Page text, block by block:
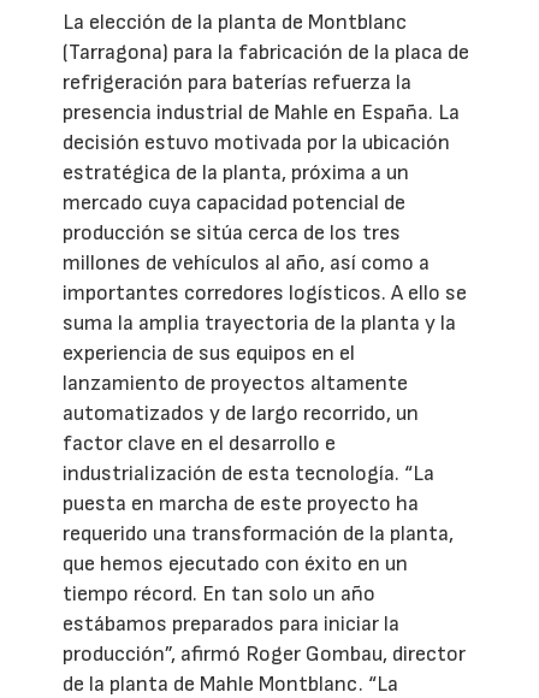
La elección de la planta de Montblanc
(Tarragona) para la fabricación de la placa de
refrigeración para baterías refuerza la
presencia industrial de Mahle en España. La
decisión estuvo motivada por la ubicación
estratégica de la planta, próxima a un
mercado cuya capacidad potencial de
producción se sitúa cerca de los tres
millones de vehículos al año, así como a
importantes corredores logísticos. A ello se
suma la amplia trayectoria de la planta y la
experiencia de sus equipos en el
lanzamiento de proyectos altamente
automatizados y de largo recorrido, un
factor clave en el desarrollo e
industrialización de esta tecnología. “La
puesta en marcha de este proyecto ha
requerido una transformación de la planta,
que hemos ejecutado con éxito en un
tiempo récord. En tan solo un año
estábamos preparados para iniciar la
producción”, afirmó Roger Gombau, director
de la planta de Mahle Montblanc. “La